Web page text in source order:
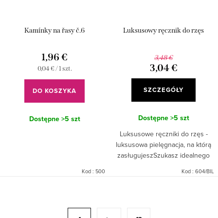
Kamínky na řasy č.6
1,96 €
Cena
jednostkowa:
0,04 € / 1 szt.
DO KOSZYKA
Dostępne>5 szt
Kod : 500
Luksusowy ręcznik do rzęs
3,48 €
3,04 €
SZCZEGÓŁY
Dostępne>5 szt
Luksusowe ręczniki do rzęs -
luksusowa pielęgnacja, na którą
zasługujeszSzukasz idealnego
Kod : 604/BIL